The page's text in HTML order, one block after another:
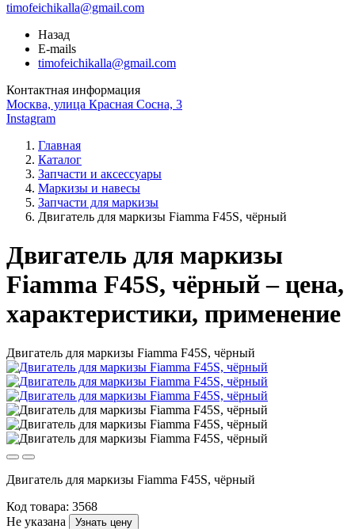
timofeichikalla@gmail.com
Назад
E-mails
timofeichikalla@gmail.com
Контактная информация
Москва, улица Красная Сосна, 3
Instagram
Главная
Каталог
Запчасти и аксессуары
Маркизы и навесы
Запчасти для маркизы
Двигатель для маркизы Fiamma F45S, чёрный
Двигатель для маркизы
Fiamma F45S, чёрный – цена,
характеристики, применение
Двигатель для маркизы Fiamma F45S, чёрный
Двигатель для маркизы Fiamma F45S, чёрный
Код товара: 3568
Не указана
Узнать цену